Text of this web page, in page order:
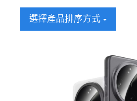
選擇產品排序方式